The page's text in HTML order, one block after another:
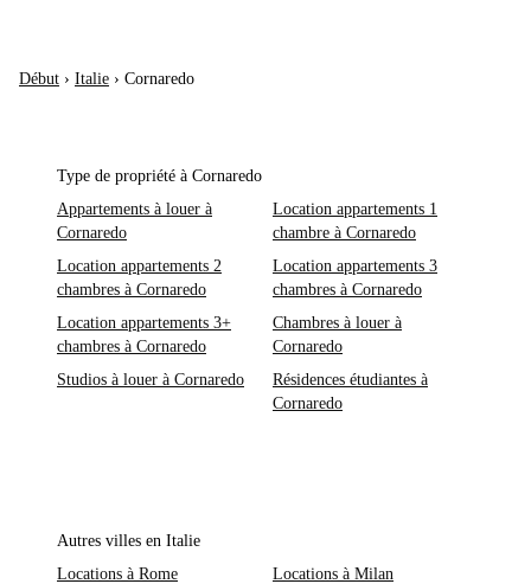
Début › Italie › Cornaredo
Type de propriété à Cornaredo
Appartements à louer à
Cornaredo
Location appartements 1
chambre à Cornaredo
Location appartements 2
chambres à Cornaredo
Location appartements 3
chambres à Cornaredo
Location appartements 3+
chambres à Cornaredo
Chambres à louer à
Cornaredo
Studios à louer à Cornaredo
Résidences étudiantes à
Cornaredo
Autres villes en Italie
Locations à Rome
Locations à Milan